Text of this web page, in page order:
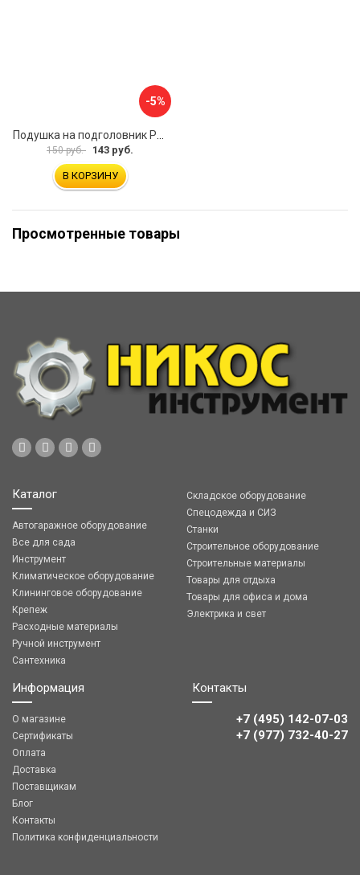
-5%
150 руб. 143 руб.
В КОРЗИНУ
Просмотренные товары
Каталог
Автогаражное оборудование
Все для сада
Инструмент
Климатическое оборудование
Клининговое оборудование
Крепеж
Расходные материалы
Ручной инструмент
Сантехника
Складское оборудование
Спецодежда и СИЗ
Станки
Строительное оборудование
Строительные материалы
Товары для отдыха
Товары для офиса и дома
Электрика и свет
Информация
О магазине
Сертификаты
Оплата
Доставка
Поставщикам
Блог
Контакты
Политика конфиденциальности
Контакты
+7 (495) 142-07-03
‎‎+7 (977) 732-40-27